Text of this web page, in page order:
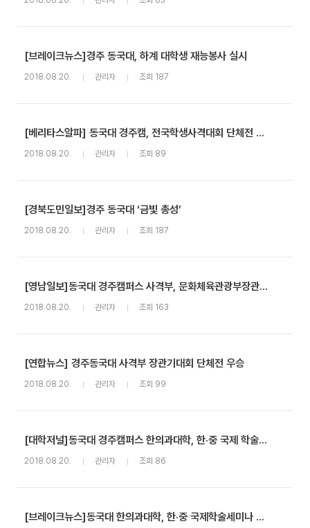
[브레이크뉴스]경주 동국대, 하계 대학생 재능봉사 실시
2018.08.20. 관리자 조회 187
[베리타스알파] 동국대 경주캠, 전국학생사격대회 단체전 우승
2018.08.20. 관리자 조회 89
[경북도민일보]경주 동국대 ‘금빛 총성’
2018.08.20. 관리자 조회 187
[영남일보]동국대 경주캠퍼스 사격부, 문화체육관광부장관기 우승
2018.08.20. 관리자 조회 163
[연합뉴스] 경주동국대 사격부 장관기대회 단체전 우승
2018.08.20. 관리자 조회 99
[대학저널]동국대 경주캠퍼스 한의과대학, 한·중 국제 학술세미나
2018.08.20. 관리자 조회 86
[브레이크뉴스]동국대 한의과대학, 한·중 국제학술세미나 개최